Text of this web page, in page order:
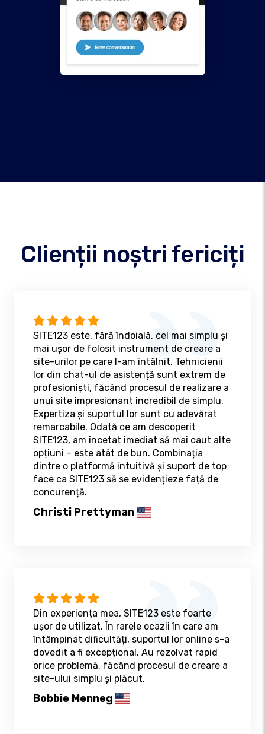
Clienții noștri fericiți
SITE123 este, fără îndoială, cel mai simplu și
mai ușor de folosit instrument de creare a
site-urilor pe care l-am întâlnit. Tehnicienii
lor din chat-ul de asistență sunt extrem de
profesioniști, făcând procesul de realizare a
unui site impresionant incredibil de simplu.
Expertiza și suportul lor sunt cu adevărat
remarcabile. Odată ce am descoperit
SITE123, am încetat imediat să mai caut alte
opțiuni – este atât de bun. Combinația
dintre o platformă intuitivă și suport de top
face ca SITE123 să se evidențieze față de
concurență.
Christi Prettyman
Din experiența mea, SITE123 este foarte
ușor de utilizat. În rarele ocazii în care am
întâmpinat dificultăți, suportul lor online s-a
dovedit a fi excepțional. Au rezolvat rapid
orice problemă, făcând procesul de creare a
site-ului simplu și plăcut.
Bobbie Menneg